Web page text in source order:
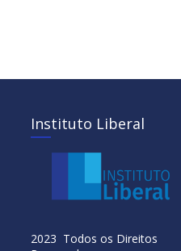
Instituto Liberal
2023 Todos os Direitos